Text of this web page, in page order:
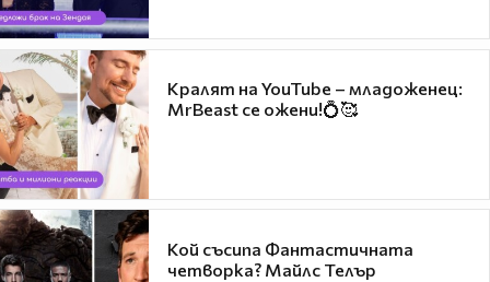
Кралят на YouTube – младоженец:
MrBeast се ожени!💍🥰
Кой съсипа Фантастичната
четворка? Майлс Телър